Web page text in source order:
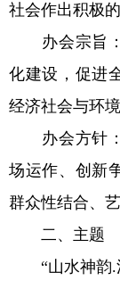
社会作出积极的
办会宗旨：
化建设，促进
经济社会与环
办会方针：
场运作、创新
群众性结合、
二、主题
“山水神韵.